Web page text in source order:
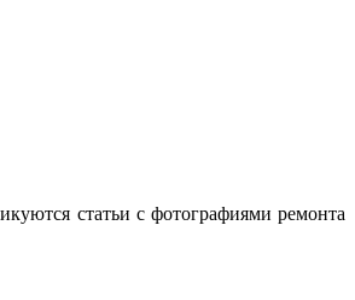
статьи с фотографиями ремонта